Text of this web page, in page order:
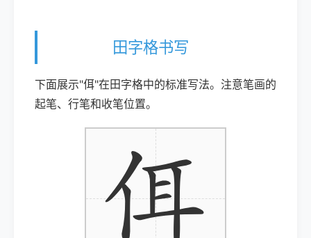
田字格书写
下面展示"佴"在田字格中的标准写法。注意笔画的
起笔、行笔和收笔位置。